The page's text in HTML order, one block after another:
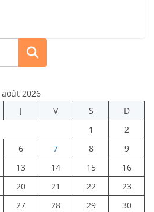
Rechercher
août 2026
J V S
D
1
2
6 7 8
9
13 14 15
16
20 21 22
23
27 28 29
30